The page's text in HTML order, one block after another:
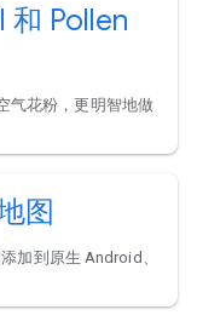
和 Pollen
气花粉，更明智地做
图
加到原生 Android、